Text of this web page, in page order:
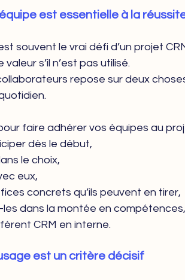
est essentielle à la
souvent le vrai défi d’un projet
s’il n’est pas utilisé.
repose sur deux
faire adhérer vos équipes au
dès le début,
le choix,
eux,
concrets qu’ils peuvent en tirer,
dans la montée en compétences,
CRM en interne.
est un critère décisif